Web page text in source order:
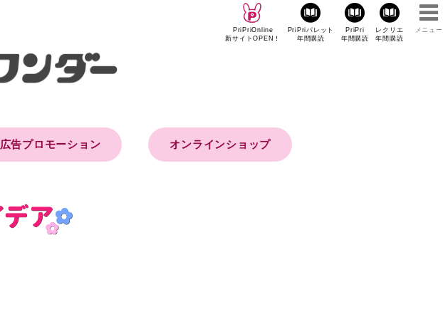
PriPriOnline
新サイトOPEN！
PriPriパレット
年間購読
PriPri
年間購読
レクリエ
年間購読
メニュー
広告プロモーション オンラインショップ